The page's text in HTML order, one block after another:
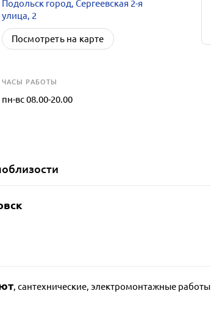
Подольск город, Сергеевская 2-я
улица, 2
Посмотреть на карте
ЧАСЫ РАБОТЫ
пн-вс 08.00-20.00
, сантехнические, электромонтажные работы